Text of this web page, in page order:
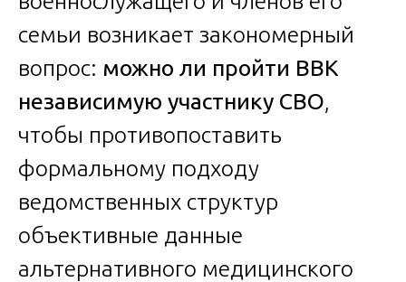
семьи возникает закономерный
вопрос: можно ли пройти ВВК
независимую участнику СВО,
чтобы противопоставить
формальному подходу
ведомственных структур
объективные данные
альтернативного медицинского